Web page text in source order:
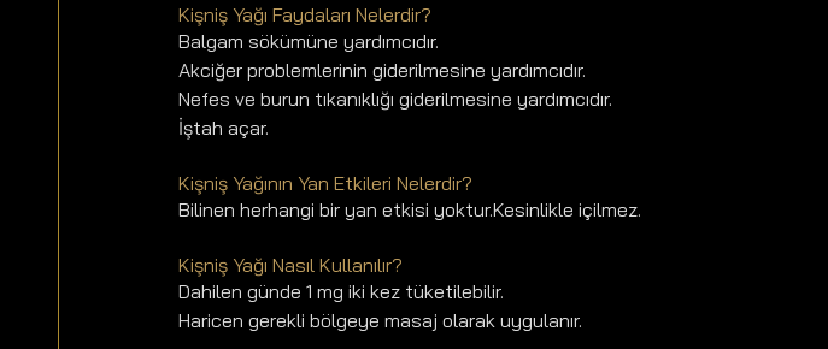
Kişniş Yağı Faydaları Nelerdir?
Balgam sökümüne yardımcıdır.
Akciğer problemlerinin giderilmesine yardımcıdır.
Nefes ve burun tıkanıklığı giderilmesine yardımcıdır.
İştah açar.
Kişniş Yağının Yan Etkileri Nelerdir?
Bilinen herhangi bir yan etkisi yoktur.Kesinlikle içilmez.
Kişniş Yağı Nasıl Kullanılır?
Dahilen günde 1 mg iki kez tüketilebilir.
Haricen gerekli bölgeye masaj olarak uygulanır.